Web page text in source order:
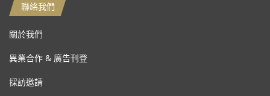
聯絡我們
關於我們
異業合作 & 廣告刊登
採訪邀請